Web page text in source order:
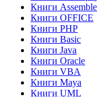
Книги
Книги OFFICE
Книги PHP
Книги Basic
Книги Java
Книги Oracle
Книги VBA
Книги Maya
Книги UML